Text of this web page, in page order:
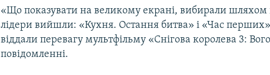
«Що показувати на великому екрані, вибирали шляхом
лідери вийшли: «Кухня. Остання битва» і «Час
віддали перевагу мультфільму «Снігова королева 3:
повідомленні.